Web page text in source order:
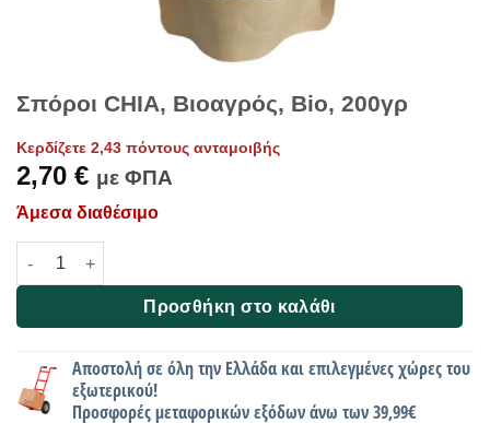
Σπόροι CHIA, Βιοαγρός, Bio, 200γρ
Κερδίζετε 2,43 πόντους ανταμοιβής
2,70 € με ΦΠΑ
Άμεσα διαθέσιμο
Σπόροι CHIA, Βιοαγρός, Bio, 200γρ ποσότητα
Προσθήκη στο καλάθι
Αποστολή σε όλη την Ελλάδα και επιλεγμένες χώρες του
εξωτερικού!
Προσφορές μεταφορικών εξόδων άνω των 39,99€